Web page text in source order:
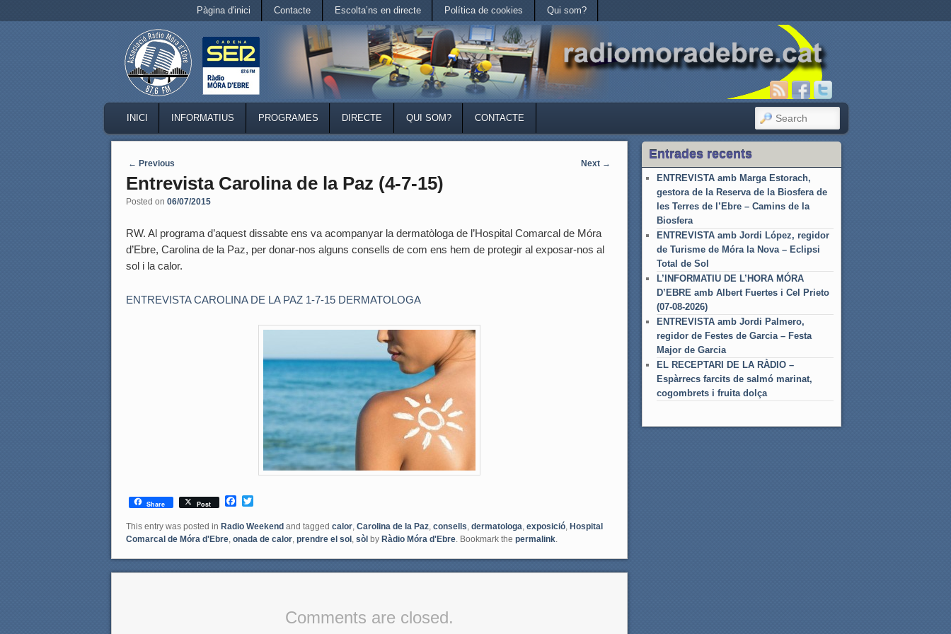
Pàgina d'inici Contacte Escolta’ns en directe Política de cookies Qui som?
MAIN MENU
SKIP TO PRIMARY CONTENT
SKIP TO SECONDARY CONTENT
INICI INFORMATIUS PROGRAMES DIRECTE QUI SOM? CONTACTE SEARCH
Post navigation
← Previous Next →
Entrevista Carolina de la Paz (4-7-15)
Posted on 06/07/2015
RW. Al programa d’aquest dissabte ens va acompanyar la dermatòloga de l’Hospital Comarcal de Móra
d’Ebre, Carolina de la Paz, per donar-nos alguns consells de com ens hem de protegir al exposar-nos al
sol i la calor.
ENTREVISTA CAROLINA DE LA PAZ 1-7-15 DERMATOLOGA
Share Post
F
c
e
b
o
o
i
t
t
e
r
This entry was posted in Radio Weekend and tagged calor, Carolina de la Paz, consells, dermatologa, exposició, Hospital
Comarcal de Móra d'Ebre, onada de calor, prendre el sol , sòl by Ràdio Móra d'Ebre. Bookmark the permalink.
Comments are closed.
Entrades recents
ENTREVISTA amb Marga Estorach,
gestora de la Reserva de la Biosfera de
les Terres de l’Ebre – Camins de la
Biosfera
ENTREVISTA amb Jordi López, regidor
de Turisme de Móra la Nova – Eclipsi
Total de Sol
L’INFORMATIU DE L’HORA MÓRA
D’EBRE amb Albert Fuertes i Cel Prieto
(07-08-2026)
ENTREVISTA amb Jordi Palmero,
regidor de Festes de Garcia – Festa
Major de Garcia
EL RECEPTARI DE LA RÀDIO –
Espàrrecs farcits de salmó marinat,
cogombrets i fruita dolça